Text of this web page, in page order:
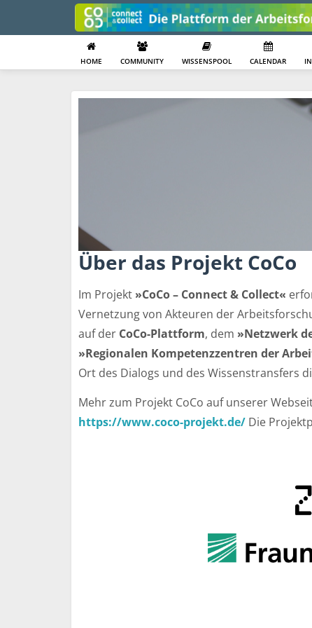
HOME COMMUNITY WISSENSPOOL CALENDAR
Über das Projekt CoCo
Im Projekt »CoCo – Connect & Collect«
Vernetzung von Akteuren der
auf der CoCo-Plattform, dem »Netzwerk
»Regionalen Kompetenzzentren der
Ort des Dialogs und des Wissenstransfers
Mehr zum Projekt CoCo auf unserer
https://www.coco-projekt.de/ Die